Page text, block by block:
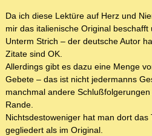
Da ich diese Lektüre auf Herz und
mir das italienische Original
Unterm Strich – der deutsche Autor
Zitate sind OK.
Allerdings gibt es dazu eine Menge
Gebete – das ist nicht jedermanns
manchmal andere
Rande.
Nichtsdestoweniger hat man dort
gegliedert als im Original.